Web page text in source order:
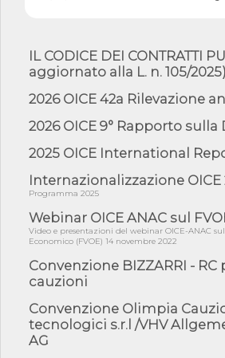
interventi pe...
07/08/26 - Ponte sullo Stretto di Messina:
sussistenza di...
07/08/26 - Tunnel Brennero, dal Cipess via
06/08/26 - Istat, produzione industriale in
con ...
riqualificazione sism...
06/08/26 - CdM: approvato il d.lgs. di
06/08/26 - DDL delegazione europea in
norme UE in m...
05/08/26 - DL Infrastrutture e PNRR è
fiducia...
05/08/26 - Focus OICE sul DDL di riforma
IL CODICE DEI CONTRATTI
aggiornato alla L. n. 105/2025)
2026 OICE 42a Rilevazione
2026 OICE 9° Rapporto
2025 OICE International
Internazionalizzazione OICE
Programma 2025
Webinar OICE ANAC sul
Video e presentazioni del webinar OICE-ANAC
Economico (FVOE) 14 novembre 2022
Convenzione BIZZARRI -
cauzioni
Convenzione Olimpia
tecnologici s.r.l /VHV
AG